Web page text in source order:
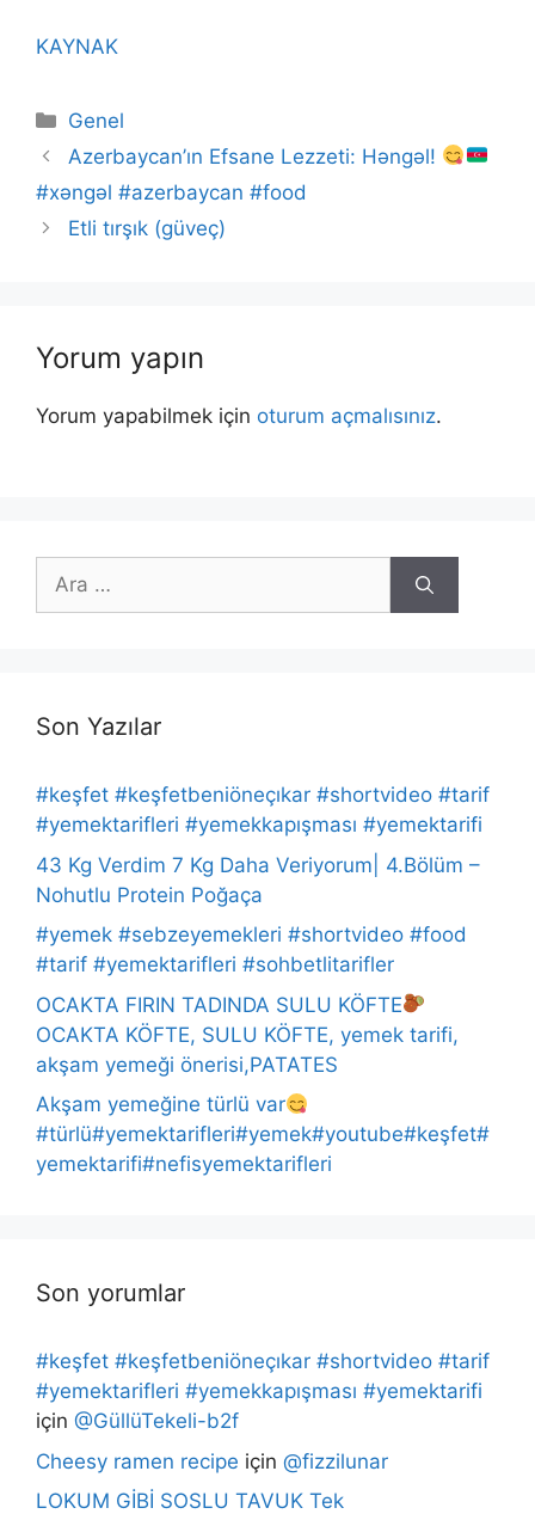
KAYNAK
Kategoriler
Genel
Azerbaycan’ın Efsane Lezzeti: Həngəl!
#xəngəl #azerbaycan #food
Etli tırşık (güveç)
Yorum yapın
Yorum yapabilmek için oturum açmalısınız.
için
Son Yazılar
#keşfet #keşfetbeniöneçıkar #shortvideo #tarif
#yemektarifleri #yemekkapışması #yemektarifi
43 Kg Verdim 7 Kg Daha Veriyorum| 4.Bölüm –
Nohutlu Protein Poğaça
#yemek #sebzeyemekleri #shortvideo #food
#tarif #yemektarifleri #sohbetlitarifler
OCAKTA FIRIN TADINDA SULU KÖFTE
OCAKTA KÖFTE, SULU KÖFTE, yemek tarifi,
akşam yemeği önerisi,PATATES
Akşam yemeğine türlü var
#türlü#yemektarifleri#yemek#youtube#keşfet#
yemektarifi#nefisyemektarifleri
Son yorumlar
#keşfet #keşfetbeniöneçıkar #shortvideo #tarif
#yemektarifleri #yemekkapışması #yemektarifi
için @GüllüTekeli-b2f
Cheesy ramen recipe için @fizzilunar
LOKUM GİBİ SOSLU TAVUK Tek